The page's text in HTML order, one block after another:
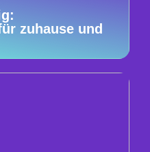
zuhause und